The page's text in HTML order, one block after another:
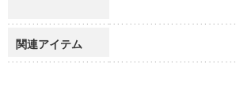
関連アイテム